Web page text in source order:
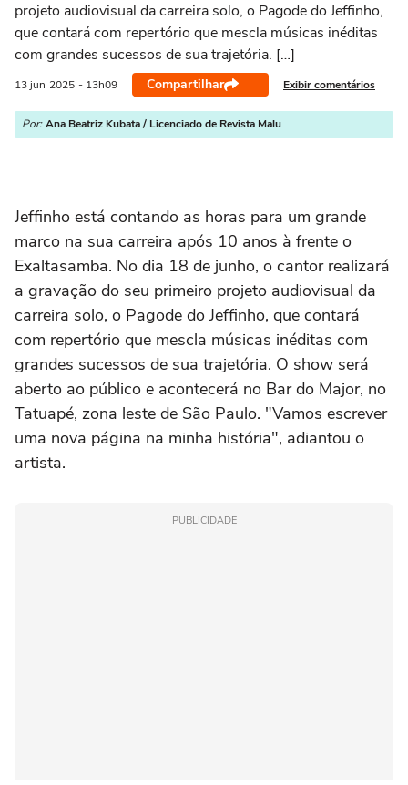
projeto audiovisual da carreira solo, o Pagode do Jeffinho,
que contará com repertório que mescla músicas inéditas
com grandes sucessos de sua trajetória. […]
13 jun 2025 - 13h09 Compartilhar Exibir comentários
Por: Ana Beatriz Kubata / Licenciado de Revista Malu
Jeffinho está contando as horas para um grande
marco na sua carreira após 10 anos à frente o
Exaltasamba. No dia 18 de junho, o cantor realizará
a gravação do seu primeiro projeto audiovisual da
carreira solo, o Pagode do Jeffinho, que contará
com repertório que mescla músicas inéditas com
grandes sucessos de sua trajetória. O show será
aberto ao público e acontecerá no Bar do Major, no
Tatuapé, zona leste de São Paulo. "Vamos escrever
uma nova página na minha história", adiantou o
artista.
PUBLICIDADE